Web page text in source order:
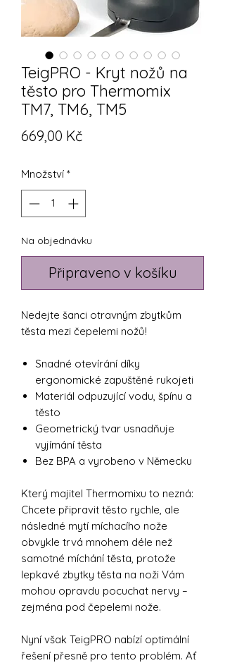
TeigPRO - Kryt nožů na
těsto pro Thermomix
TM7, TM6, TM5
669,00 KčCena
Množství *
Na objednávku
Připraveno v košíku
Nedejte šanci otravným zbytkům
těsta mezi čepelemi nožů!
Snadné otevírání díky
ergonomické zapuštěné rukojeti
Materiál odpuzující vodu, špínu a
těsto
Geometrický tvar usnadňuje
vyjímání těsta
Bez BPA a vyrobeno v Německu
Který majitel Thermomixu to nezná:
Chcete připravit těsto rychle, ale
následné mytí míchacího nože
obvykle trvá mnohem déle než
samotné míchání těsta, protože
lepkavé zbytky těsta na noži Vám
mohou opravdu pocuchat nervy –
zejména pod čepelemi nože.
Nyní však TeigPRO nabízí optimální
řešení přesně pro tento problém. Ať